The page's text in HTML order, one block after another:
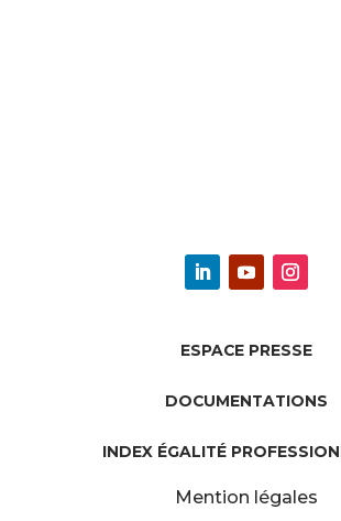
ESPACE PRESSE
DOCUMENTATIONS
INDEX ÉGALITÉ
Mention légales